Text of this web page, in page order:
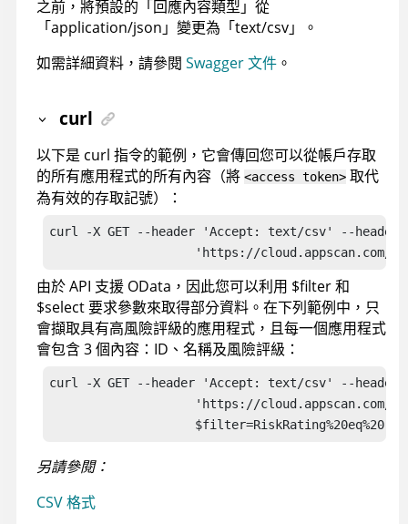
之前，將預設的「回應內容類型」從
「application/json」變更為「text/csv」。
如需詳細資料，請參閱 Swagger 文件 。
curl
以下是 curl 指令的範例，它會傳回您可以從帳戶存取
的所有應用程式的所有內容（將 <access token> 取代
為有效的存取記號）：
curl -X GET --header 'Accept: text/csv' --header
                    'https://
cloud.appscan.com
由於 API 支援 OData，因此您可以利用 $filter 和
$select 要求參數來取得部分資料。在下列範例中，只
會擷取具有高風險評級的應用程式，且每一個應用程式
會包含 3 個內容：ID、名稱及風險評級：
curl -X GET --header 'Accept: text/csv' --header
                    'https://
cloud.appscan.com
另請參閱：
CSV 格式